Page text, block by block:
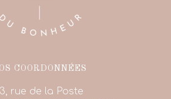
COORDONNÉES
13, rue de la Poste